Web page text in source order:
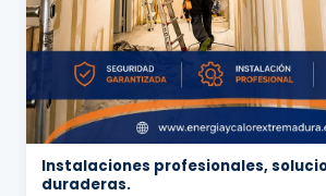
Instalaciones profesionales,
duraderas.